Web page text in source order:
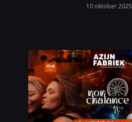
10 oktober 2025